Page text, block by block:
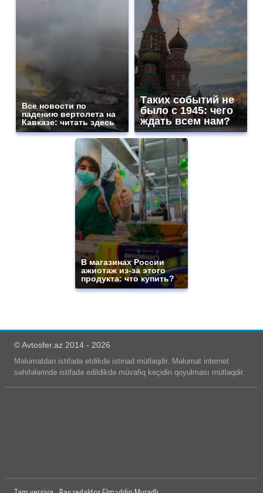
Все новости по
падению вертолета на
Кавказе: читать здесь
Таких событий не
было с 1945: чего
ждать всем нам?
В магазинах России
ажиотаж из-за этого
продукта: что купить?
© Avtosfer.az 2014 - 2026
Məlumatdan istifadə etdikdə istinad mütləqdir. Məlumat internet
səhifələrində istifadə edildikdə müvafiq keçidin qoyulması mütləqdir.